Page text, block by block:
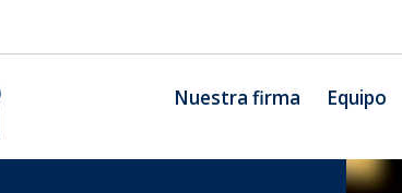
Nuestra firma Equipo